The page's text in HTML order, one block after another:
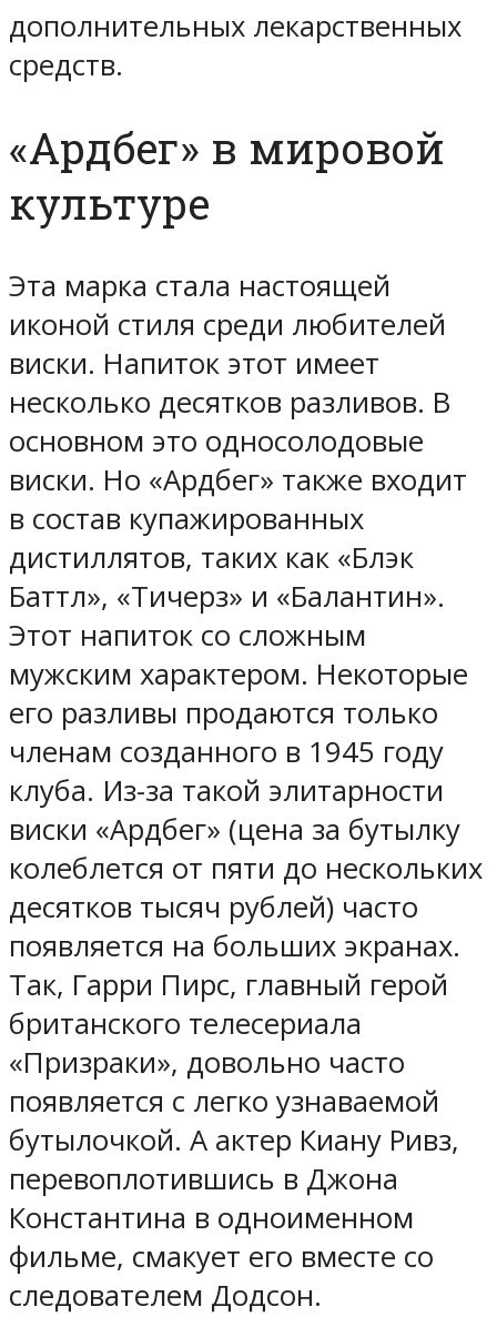
дополнительных лекарственных
средств.
«Ардбег» в мировой
культуре
Эта марка стала настоящей
иконой стиля среди любителей
виски. Напиток этот имеет
несколько десятков разливов. В
основном это односолодовые
виски. Но «Ардбег» также входит
в состав купажированных
дистиллятов, таких как «Блэк
Баттл», «Тичерз» и «Балантин».
Этот напиток со сложным
мужским характером. Некоторые
его разливы продаются только
членам созданного в 1945 году
клуба. Из-за такой элитарности
виски «Ардбег» (цена за бутылку
колеблется от пяти до нескольких
десятков тысяч рублей) часто
появляется на больших экранах.
Так, Гарри Пирс, главный герой
британского телесериала
«Призраки», довольно часто
появляется с легко узнаваемой
бутылочкой. А актер Киану Ривз,
перевоплотившись в Джона
Константина в одноименном
фильме, смакует его вместе со
следователем Додсон.